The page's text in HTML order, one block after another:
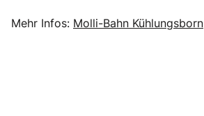
Mehr Infos: Molli-Bahn Kühlungsborn